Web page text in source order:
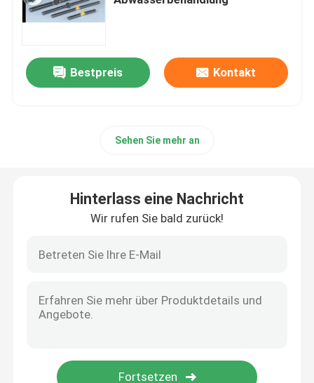
Schlammentwässerungsmaschine
Festflüssigkeitstrennzeichen
Wasserbehandlungs-Füller
Membran-Bioreaktor
Bestpreis Kontakt
Sehen Sie mehr an
Hinterlass eine Nachricht
Wir rufen Sie bald zurück!